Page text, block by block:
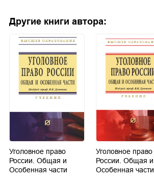
Другие книги автора:
Уголовное право
России. Общая и
Особенная части
Уголовное право
России. Общая и
Особенная части